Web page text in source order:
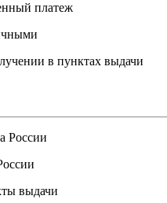
платеж
в пунктах выдачи